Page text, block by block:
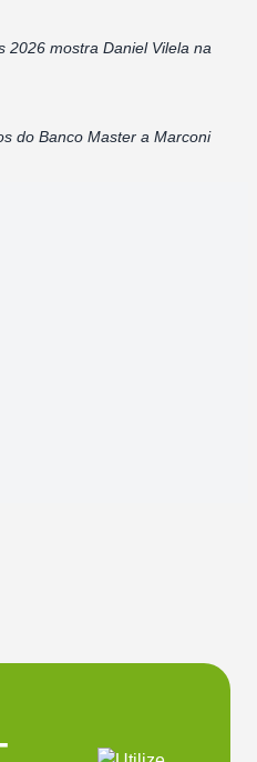
2026 mostra Daniel Vilela na
do Banco Master a Marconi